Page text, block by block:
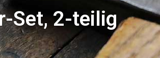
Set, 2-teilig